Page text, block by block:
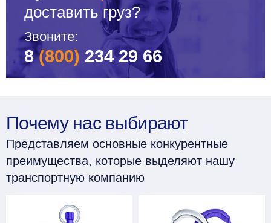
доставить груз?
Звоните:
8(800) 234 29 66
Почему нас выбирают
Представляем основные конкурентные
преимущества, которые выделяют нашу
транспортную компанию